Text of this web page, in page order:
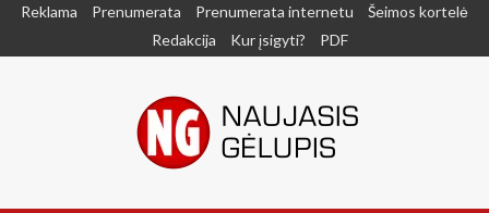
SkipReklama Prenumerata Prenumerata internetu
Šeimos kortelė
Redakcija
Kur įsigyti? PDF